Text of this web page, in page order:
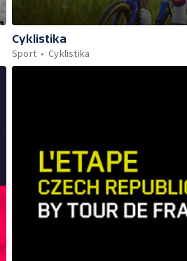
Cyklistika
Sport
Cyklistika